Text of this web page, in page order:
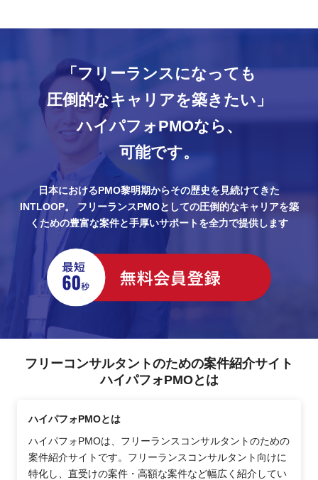
「フリーランスになっても
圧倒的なキャリアを築きたい」
ハイパフォPMOなら、
可能です。
日本におけるPMO黎明期からその歴史を見続けてきた
INTLOOP。
フリーランスPMOとしての圧倒的なキャリアを築
くための豊富な案件と手厚いサポートを全力で提供します
フリーコンサルタントのための案件紹介サイト
ハイパフォPMOとは
ハイパフォPMOとは
ハイパフォPMOは、フリーランスコンサルタントのための
案件紹介サイトです。フリーランスコンサルタント向けに
特化し、直受けの案件・高額な案件など幅広く紹介してい